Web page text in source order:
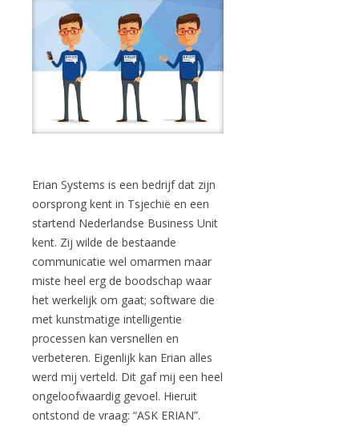
Erian Systems is een bedrijf dat zijn
oorsprong kent in Tsjechië en een
startend Nederlandse Business Unit
kent. Zij wilde de bestaande
communicatie wel omarmen maar
miste heel erg de boodschap waar
het werkelijk om gaat; software die
met kunstmatige intelligentie
processen kan versnellen en
verbeteren. Eigenlijk kan Erian alles
werd mij verteld. Dit gaf mij een heel
ongeloofwaardig gevoel. Hieruit
ontstond de vraag: “ASK ERIAN”.